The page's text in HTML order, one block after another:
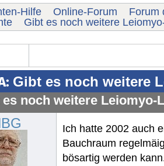
Hilfe Online-Forum Forum
Gibt es noch weitere
Gibt es noch weitere
es noch weitere Leiomyo-
Ich hatte 2002 auch
Bauchraum
bösartig werden